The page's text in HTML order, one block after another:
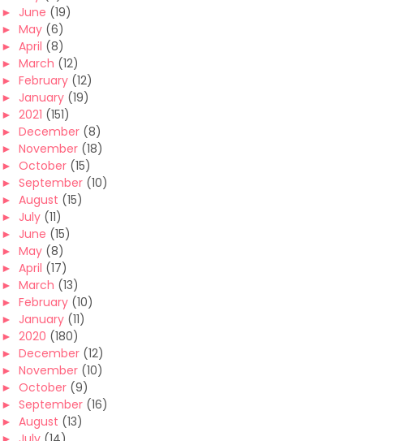
► June (19)
► May (6)
► April (8)
► March (12)
► February (12)
► January (19)
► 2021 (151)
► December (8)
► November (18)
► October (15)
► September (10)
► August (15)
► July (11)
► June (15)
► May (8)
► April (17)
► March (13)
► February (10)
► January (11)
► 2020 (180)
► December (12)
► November (10)
► October (9)
► September (16)
► August (13)